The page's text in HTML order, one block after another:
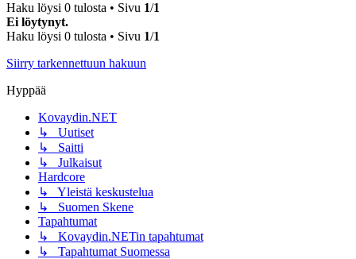
Haku löysi 0 tulosta • Sivu 1/1
Ei löytynyt.
Haku löysi 0 tulosta • Sivu 1/1
Siirry tarkennettuun hakuun
Hyppää
Kovaydin.NET
↳ Uutiset
↳ Saitti
↳ Julkaisut
Hardcore
↳ Yleistä keskustelua
↳ Suomen Skene
Tapahtumat
↳ Kovaydin.NETin tapahtumat
↳ Tapahtumat Suomessa